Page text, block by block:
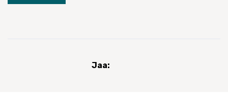
Jaa: